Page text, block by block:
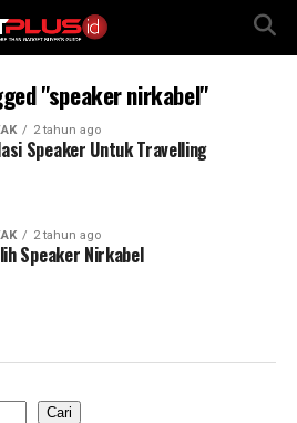
"speaker nirkabel"
2 tahun ago
Speaker Untuk Travelling
2 tahun ago
Speaker Nirkabel
Cari